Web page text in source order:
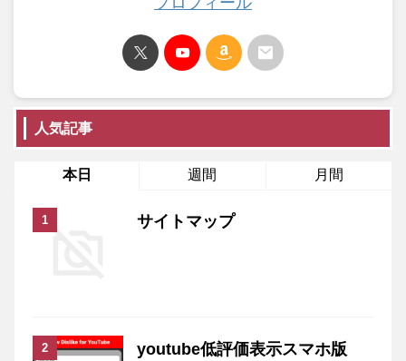
人気記事
本日 週間 月間
サイトマップ
youtube低評価表示スマホ版